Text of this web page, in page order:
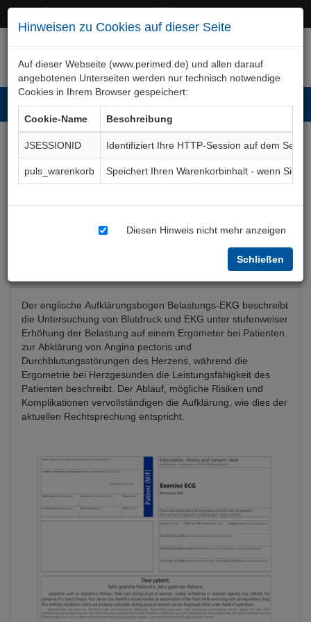
Hinweisen zu Cookies auf dieser Seite
Auf dieser Webseite (www.perimed.de) und allen darauf
angebotenen Unterseiten werden nur technisch notwendige
Cookies in Ihrem Browser gespeichert:
Cookie-Name
Beschreibung
JSESSIONID
Identifiziert Ihre HTTP-Session auf dem Server
puls_warenkorb
Speichert Ihren Warenkorbinhalt - wenn Sie
Diesen Hinweis nicht mehr anzeigen
Schließen
Belastungs-EKG
(englisch)
Der englische Aufklärungsbogen Belastungs-EKG beschreibt
die Untersuchung von Blutdruck und EKG unter stufenweiser
Erhöhung der Belastung auf einem Ergometer bei Patienten
zur Abklärung von Angina pectoris und
Durchblutungsstörungen des Herzens, während die
Ergometrie bei Herzgesunden die Leistungsfähigkeit des
Patienten beschreibt. Der Ablauf, mögliche Risiken und
Komplikationen vervollständigen die Aufklärung, wie dies der
aktuellen Rechtsprechung entspricht.